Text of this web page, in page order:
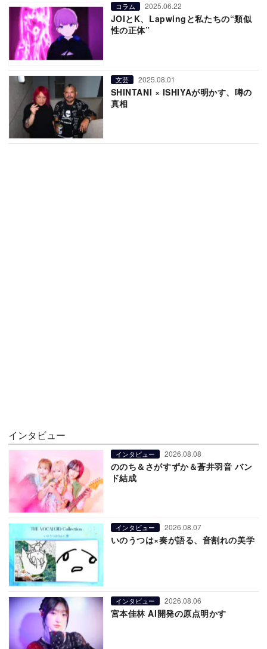
コラム 2025.06.22
JOIとK、Lapwingと私たちの“類似
性の正体”
文芸 2025.08.01
SHINTANI × ISHIYAが明かす、噂の
真相
インタビュー
インタビュー 2026.08.08
ののち＆さがすずか＆蒼井羽音 バン
ド結成
インタビュー 2026.08.07
いのうつは×奏が語る、音割れの美学
インタビュー 2026.08.06
宮本佳林 AI開発の原点明かす